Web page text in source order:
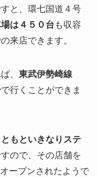
と、環七国道４号
は４５０台 も収容
来店できます。
、 東武伊勢崎線
で行くことができま
ともといきなりステ
ので、その店舗を
ープンされたようで